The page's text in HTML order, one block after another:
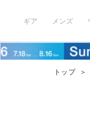
ギア メンズ
トップ ＞